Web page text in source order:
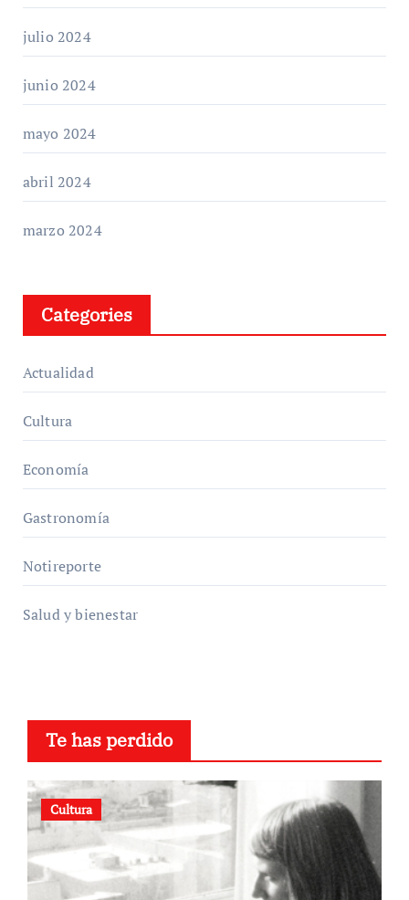
julio 2024
junio 2024
mayo 2024
abril 2024
marzo 2024
Categories
Actualidad
Cultura
Economía
Gastronomía
Notireporte
Salud y bienestar
Te has perdido
Cultura